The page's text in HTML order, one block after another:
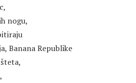
nogu,
Banana Republike